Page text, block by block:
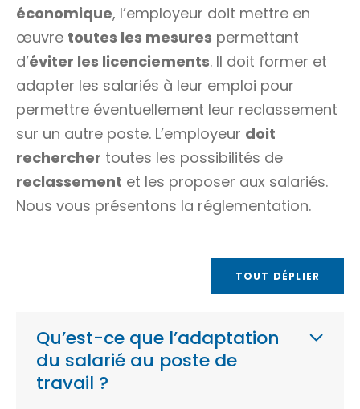
économique, l’employeur doit mettre en
œuvre toutes les mesures permettant
d’éviter les licenciements. Il doit former et
adapter les salariés à leur emploi pour
permettre éventuellement leur reclassement
sur un autre poste. L’employeur doit
rechercher toutes les possibilités de
reclassement et les proposer aux salariés.
Nous vous présentons la réglementation.
TOUT DÉPLIER
Qu’est-ce que l’adaptation
du salarié au poste de
travail ?